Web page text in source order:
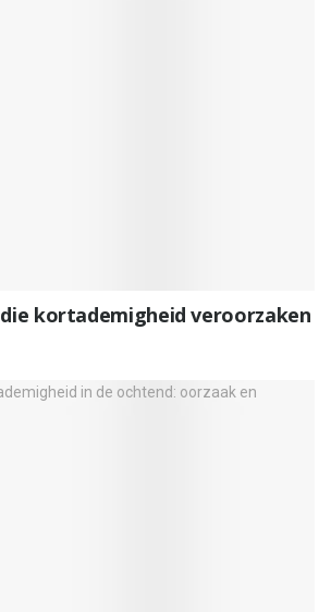
kortademigheid veroorzaken